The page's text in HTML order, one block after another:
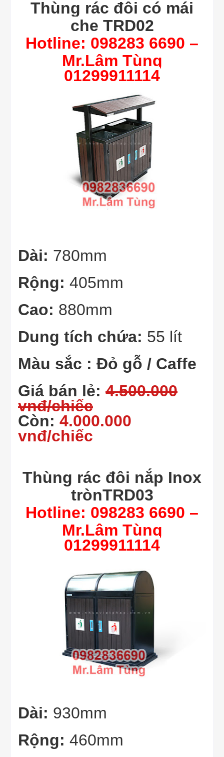
Thùng rác đôi có mái
che TRD02
Hotline: 098283 6690 –
Mr.Lâm Tùng
01299911114
Dài: 780mm
Rộng: 405mm
Cao: 880mm
Dung tích chứa: 55 lít
Màu sắc : Đỏ gỗ / Caffe
Giá bán lẻ: 4.500.000
vnđ/chiếc
Còn: 4.000.000
vnđ/chiếc
Thùng rác đôi nắp Inox
trònTRD03
Hotline: 098283 6690 –
Mr.Lâm Tùng
01299911114
Dài: 930mm
Rộng: 460mm